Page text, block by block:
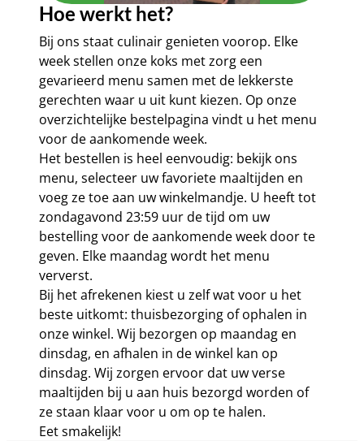
Hoe werkt het?
Bij ons staat culinair genieten voorop. Elke
week stellen onze koks met zorg een
gevarieerd menu samen met de lekkerste
gerechten waar u uit kunt kiezen. Op onze
overzichtelijke bestelpagina vindt u het menu
voor de aankomende week.
Het bestellen is heel eenvoudig: bekijk ons
menu, selecteer uw favoriete maaltijden en
voeg ze toe aan uw winkelmandje. U heeft tot
zondagavond 23:59 uur de tijd om uw
bestelling voor de aankomende week door te
geven. Elke maandag wordt het menu
ververst.
Bij het afrekenen kiest u zelf wat voor u het
beste uitkomt: thuisbezorging of ophalen in
onze winkel. Wij bezorgen op maandag en
dinsdag, en afhalen in de winkel kan op
dinsdag. Wij zorgen ervoor dat uw verse
maaltijden bij u aan huis bezorgd worden of
ze staan klaar voor u om op te halen.
Eet smakelijk!